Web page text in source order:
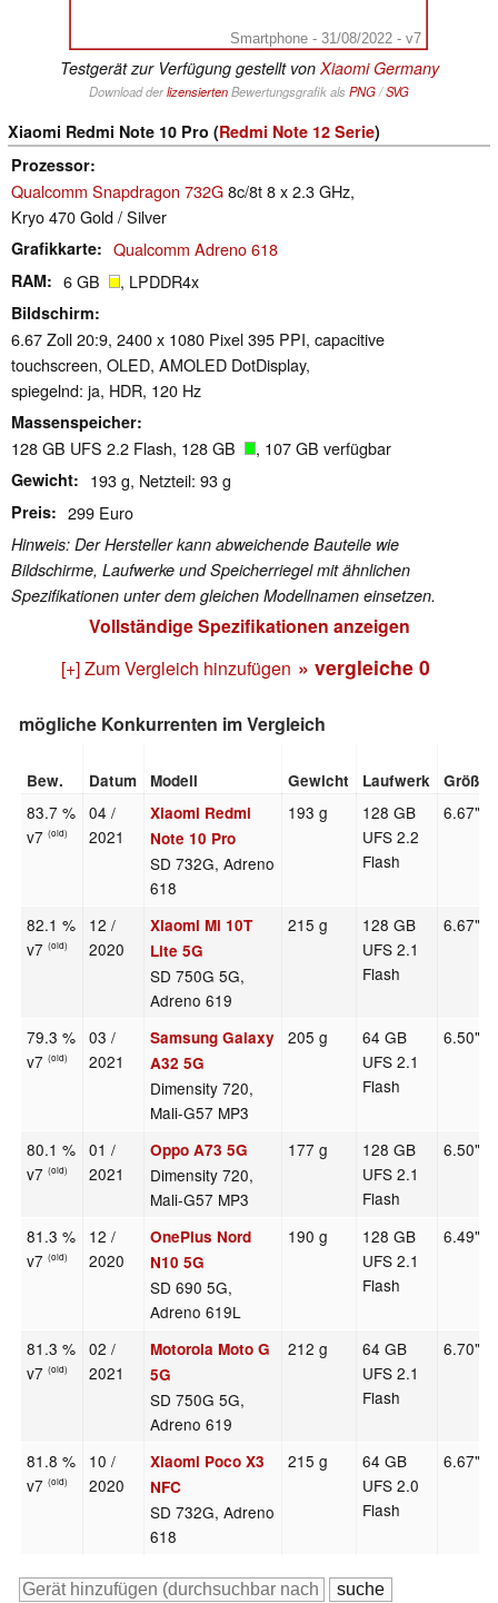
Smartphone - 31/08/2022 - v7
Testgerät zur Verfügung gestellt von Xiaomi Germany
Download derlizensiertenBewertungsgrafik als PNG/SVG
Xiaomi Redmi Note 10 Pro (Redmi Note 12 Serie)
Prozessor
Qualcomm Snapdragon 732G8c/8t 8 x 2.3 GHz,
Kryo 470 Gold / Silver
Grafikkarte Qualcomm Adreno 618
RAM 6 GB , LPDDR4x
Bildschirm
6.67 Zoll 20:9, 2400 x 1080 Pixel 395 PPI, capacitive
touchscreen, OLED, AMOLED DotDisplay,
spiegelnd: ja, HDR, 120 Hz
Massenspeicher
128 GB UFS 2.2 Flash, 128 GB , 107 GB verfügbar
Gewicht 193 g, Netzteil: 93 g
Preis 299 Euro
Hinweis: Der Hersteller kann abweichende Bauteile wie
Bildschirme, Laufwerke und Speicherriegel mit ähnlichen
Spezifikationen unter dem gleichen Modellnamen einsetzen.
Vollständige Spezifikationen anzeigen
[+] Zum Vergleich hinzufügen » vergleiche 0
mögliche Konkurrenten im Vergleich
Bew. Datum Modell Gewicht Laufwerk Größe
83.7 %
v7(old)
04 /
2021
Xiaomi Redmi
Note 10 Pro
SD 732G, Adreno
618
193 g
128 GB
UFS 2.2
Flash
6.67"
82.1 %
v7(old)
12 /
2020
Xiaomi Mi 10T
Lite 5G
SD 750G 5G,
Adreno 619
215 g
128 GB
UFS 2.1
Flash
6.67"
79.3 %
v7(old)
03 /
2021
Samsung Galaxy
A32 5G
Dimensity 720,
Mali-G57 MP3
205 g
64 GB
UFS 2.1
Flash
6.50"
80.1 %
v7(old)
01 /
2021
Oppo A73 5G
Dimensity 720,
Mali-G57 MP3
177 g
128 GB
UFS 2.1
Flash
6.50"
81.3 %
v7(old)
12 /
2020
OnePlus Nord
N10 5G
SD 690 5G,
Adreno 619L
190 g
128 GB
UFS 2.1
Flash
6.49"
81.3 %
v7(old)
02 /
2021
Motorola Moto G
5G
SD 750G 5G,
Adreno 619
212 g
64 GB
UFS 2.1
Flash
6.70"
81.8 %
v7(old)
10 /
2020
Xiaomi Poco X3
NFC
SD 732G, Adreno
618
215 g
64 GB
UFS 2.0
Flash
6.67"